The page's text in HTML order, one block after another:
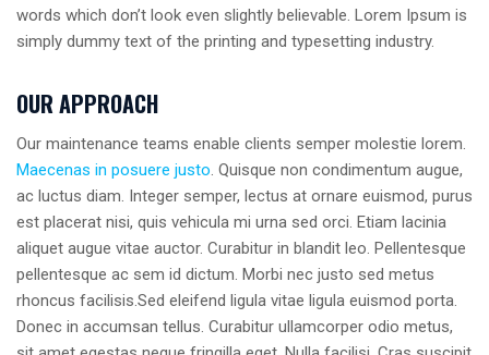
words which don’t look even slightly believable. Lorem Ipsum is
simply dummy text of the printing and typesetting industry.
OUR APPROACH
Our maintenance teams enable clients semper molestie lorem.
Maecenas in posuere justo. Quisque non condimentum augue,
ac luctus diam. Integer semper, lectus at ornare euismod, purus
est placerat nisi, quis vehicula mi urna sed orci. Etiam lacinia
aliquet augue vitae auctor. Curabitur in blandit leo. Pellentesque
pellentesque ac sem id dictum. Morbi nec justo sed metus
rhoncus facilisis.Sed eleifend ligula vitae ligula euismod porta.
Donec in accumsan tellus. Curabitur ullamcorper odio metus,